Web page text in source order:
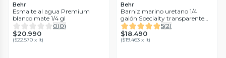
Behr
Esmalte al agua Premium
blanco mate 1/4 gl
0(0)
$20.990
($22.570 x lt)
Behr
Barniz marino uretano 1/4
galón Specialty transparente
Behr
5(2)
$18.490
($19.463 x lt)